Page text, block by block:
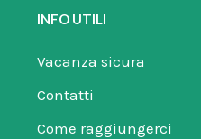
INFO UTILI
Vacanza sicura
Contatti
Come raggiungerci